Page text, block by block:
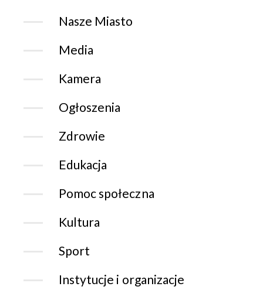
Nasze Miasto
Media
Kamera
Ogłoszenia
Zdrowie
Edukacja
Pomoc społeczna
Kultura
Sport
Instytucje i organizacje